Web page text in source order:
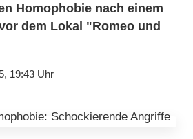
Homophobie nach einem
dem Lokal "Romeo und
19:43 Uhr